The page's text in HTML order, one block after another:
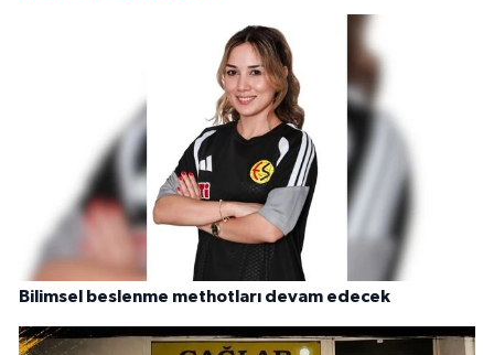
Bilimsel beslenme methotları devam edecek